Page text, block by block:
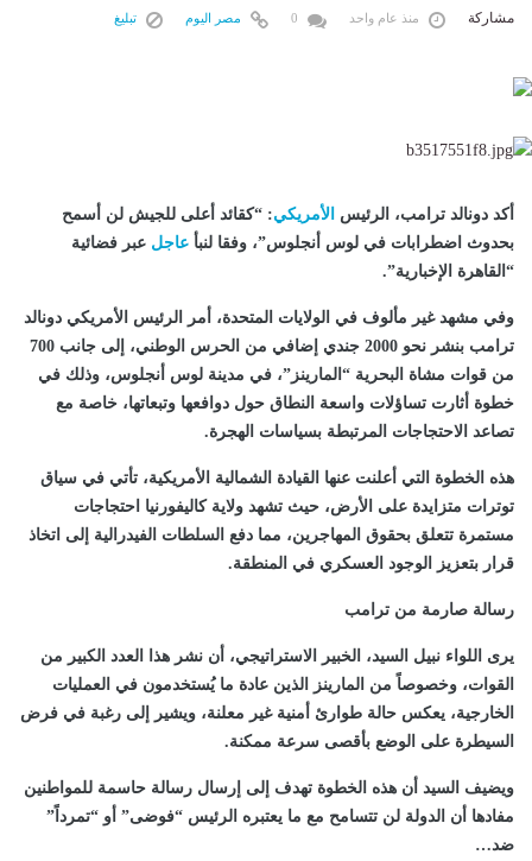
مشاركة منذ عام واحد مصر اليوم تبليغ
أكد دونالد ترامب، الرئيس الأمريكي: “كقائد أعلى للجيش لن أسمح
بحدوث اضطرابات في لوس أنجلوس”، وفقا لنبأ عاجل عبر فضائية
“القاهرة الإخبارية”.
وفي مشهد غير مألوف في الولايات المتحدة، أمر الرئيس الأمريكي دونالد
ترامب بنشر نحو 2000 جندي إضافي من الحرس الوطني، إلى جانب 700
من قوات مشاة البحرية “المارينز”، في مدينة لوس أنجلوس، وذلك في
خطوة أثارت تساؤلات واسعة النطاق حول دوافعها وتبعاتها، خاصة مع
تصاعد الاحتجاجات المرتبطة بسياسات الهجرة.
هذه الخطوة التي أعلنت عنها القيادة الشمالية الأمريكية، تأتي في سياق
توترات متزايدة على الأرض، حيث تشهد ولاية كاليفورنيا احتجاجات
مستمرة تتعلق بحقوق المهاجرين، مما دفع السلطات الفيدرالية إلى اتخاذ
قرار بتعزيز الوجود العسكري في المنطقة.
رسالة صارمة من ترامب
يرى اللواء نبيل السيد، الخبير الاستراتيجي، أن نشر هذا العدد الكبير من
القوات، وخصوصاً من المارينز الذين عادة ما يُستخدمون في العمليات
الخارجية، يعكس حالة طوارئ أمنية غير معلنة، ويشير إلى رغبة في فرض
السيطرة على الوضع بأقصى سرعة ممكنة.
ويضيف السيد أن هذه الخطوة تهدف إلى إرسال رسالة حاسمة للمواطنين
مفادها أن الدولة لن تتسامح مع ما يعتبره الرئيس “فوضى” أو “تمرداً”
ضد…